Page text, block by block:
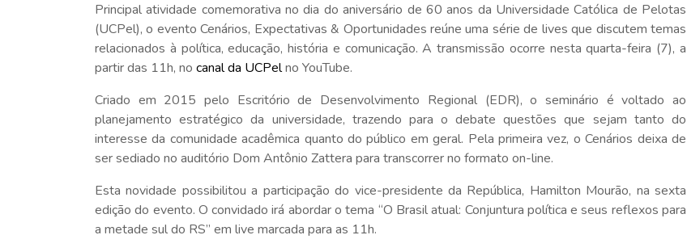
Principal atividade comemorativa no dia do aniversário de 60 anos da Universidade Católica de Pelotas
(UCPel), o evento Cenários, Expectativas & Oportunidades reúne uma série de lives que discutem temas
relacionados à política, educação, história e comunicação. A transmissão ocorre nesta quarta-feira (7), a
partir das 11h, no canal da UCPelno YouTube.
Criado em 2015 pelo Escritório de Desenvolvimento Regional (EDR), o seminário é voltado ao
planejamento estratégico da universidade, trazendo para o debate questões que sejam tanto do
interesse da comunidade acadêmica quanto do público em geral. Pela primeira vez, o Cenários deixa de
ser sediado no auditório Dom Antônio Zattera para transcorrer no formato on-line.
Esta novidade possibilitou a participação do vice-presidente da República, Hamilton Mourão, na sexta
edição do evento. O convidado irá abordar o tema “O Brasil atual: Conjuntura política e seus reflexos para
a metade sul do RS” em live marcada para as 11h.